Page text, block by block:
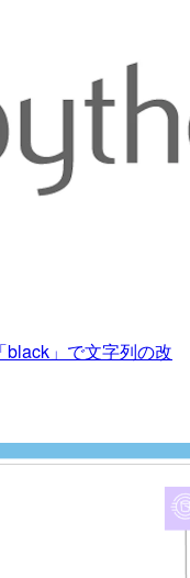
black」で文字列の改